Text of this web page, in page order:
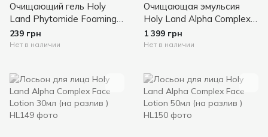
Очищающий гель Holy
Land Phytomide Foaming
Gel Cleanser 30мл (на
разлив)
239 грн
Нет в наличии
Очищающая эмульсия
Holy Land Alpha Complex
Cleanser 250мл
1 399 грн
Нет в наличии